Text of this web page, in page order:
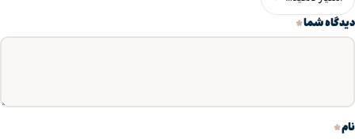
دیدگاه شما*
نام*